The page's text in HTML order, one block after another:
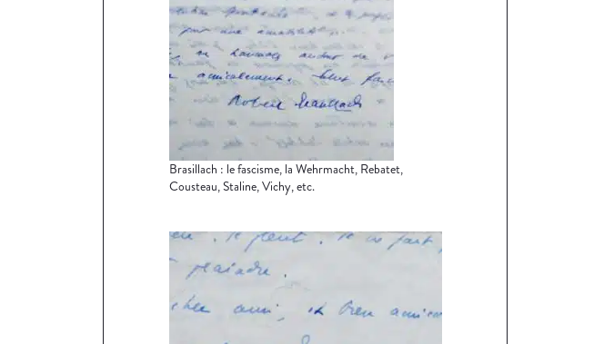
Brasillach : le fascisme, la Wehrmacht, Rebatet,
Cousteau, Staline, Vichy, etc.